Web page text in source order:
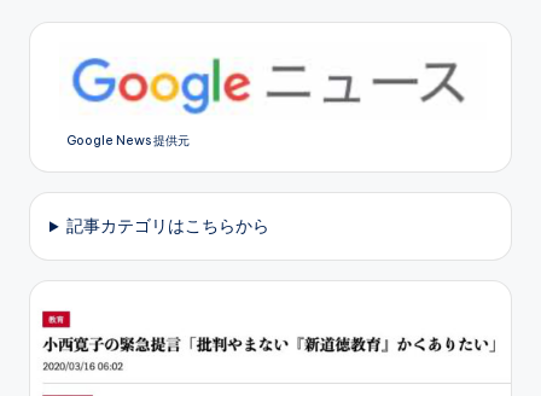
Google News 提供元
記事カテゴリはこちらから